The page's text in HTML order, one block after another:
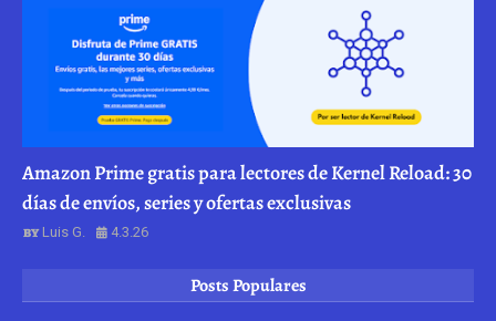
Amazon Prime gratis para lectores de Kernel Reload: 30
días de envíos, series y ofertas exclusivas
Luis G. 4.3.26
Posts Populares